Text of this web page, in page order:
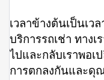
เวลาข้างต้นเป็นเว
บริการรถเช่า ทางเ
ไปและกลับเราพอ
การตกลงกันและดุ